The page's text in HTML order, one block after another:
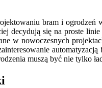
bram i ogrodzeń
decydują się na proste
w nowoczesnych
muszą być nie tylko